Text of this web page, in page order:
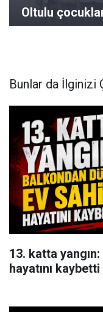
Oltulu
Bunlar da İlginizi
13. katta
hayatını kaybetti